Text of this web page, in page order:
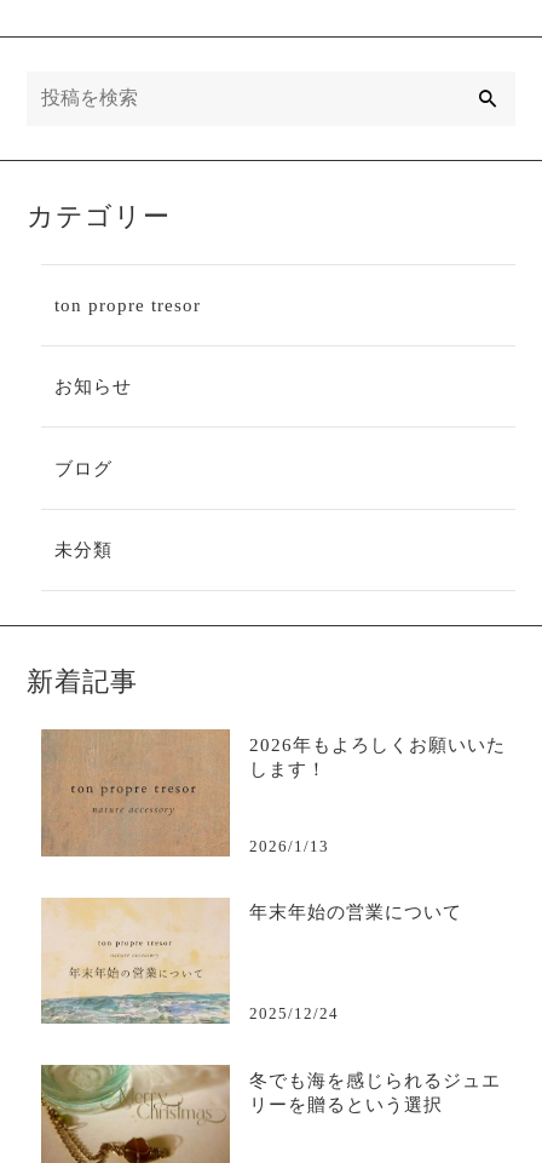
カテゴリー
ton propre tresor
お知らせ
ブログ
未分類
新着記事
2026年もよろしくお願いいた
します！
2026/1/13
年末年始の営業について
2025/12/24
冬でも海を感じられるジュエ
リーを贈るという選択